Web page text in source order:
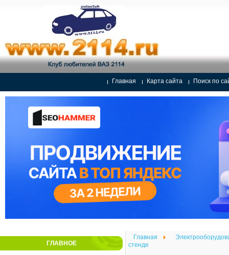
Главная Карта сайта Поиск по
ГЛАВНОЕ
Главная
стенде